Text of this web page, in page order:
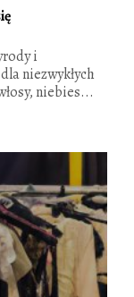
i
niezwykłych
niebies...